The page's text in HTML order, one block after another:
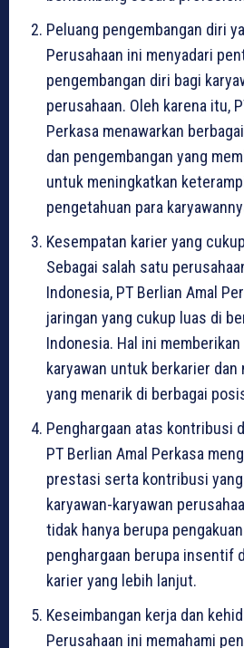
Peluang pengembangan diri
Perusahaan ini menyadari
pengembangan diri bagi
perusahaan. Oleh karena itu,
Perkasa menawarkan
dan pengembangan yang
untuk meningkatkan
pengetahuan para
Kesempatan karier yang
Sebagai salah satu
Indonesia, PT Berlian Amal
jaringan yang cukup luas di
Indonesia. Hal ini
karyawan untuk berkarier dan
yang menarik di berbagai
Penghargaan atas kontribusi
PT Berlian Amal Perkasa
prestasi serta kontribusi
karyawan-karyawan
tidak hanya berupa
penghargaan berupa insentif
karier yang lebih lanjut.
Keseimbangan kerja dan
Perusahaan ini memahami